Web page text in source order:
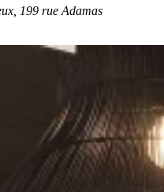
199 rue Adamas